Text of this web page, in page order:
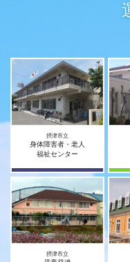
摂津市立
身体障害者・老人
福祉センター
摂津市立